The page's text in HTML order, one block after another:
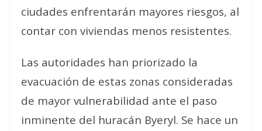
ciudades enfrentarán mayores riesgos, al
contar con viviendas menos resistentes.
Las autoridades han priorizado la
evacuación de estas zonas consideradas
de mayor vulnerabilidad ante el paso
inminente del huracán Byeryl. Se hace un